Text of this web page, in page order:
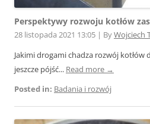
Perspektywy rozwoju kotłów
28 listopada 2021 13:05 | ByWojciech
Jakimi drogami chadza rozwój kotłów
jeszcze pójść... Read more →
Posted in: Badania i rozwój